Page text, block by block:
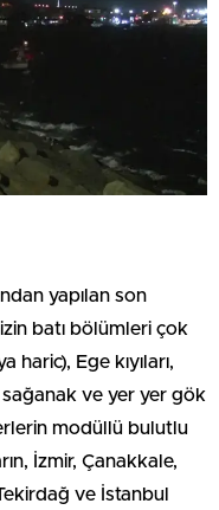
yapılan son
batı bölümleri çok
Ege kıyıları,
ve yer yer gök
modüllü bulutlu
İzmir, Çanakkale,
ve İstanbul